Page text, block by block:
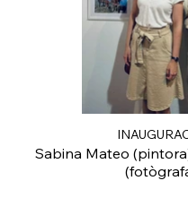
Sabina Mateo